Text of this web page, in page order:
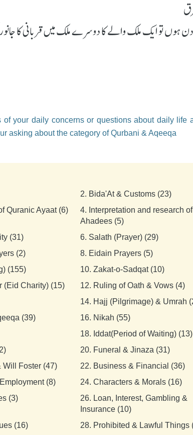
دن ہوں تو ایک ملک والے کا دوسرے ملک میں قربانی کا
of your daily concerns or questions about daily life
asking about the category of Qurbani & Aqeeqa
2. Bida'At & Customs (23)
Quranic Ayaat (6) 4. Interpretation and research of
Ahadees (5)
(31) 6. Salath (Prayer) (29)
(2) 8. Eidain Prayers (5)
(155) 10. Zakat-o-Sadqat (10)
(Eid Charity) (15) 12. Ruling of Oath & Vows (4)
14. Hajj (Pilgrimage) & Umrah
(39) 16. Nikah (55)
18. Iddat(Period of Waiting) (13)
20. Funeral & Jinaza (31)
Will Foster (47) 22. Business & Financial (36)
(8) 24. Characters & Morals (16)
(3) 26. Loan, Interest, Gambling &
Insurance (10)
(16) 28. Prohibited & Lawful Things